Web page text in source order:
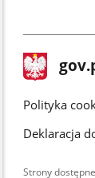
stopka
gov.pl
Polityka
Deklaracja
Strony